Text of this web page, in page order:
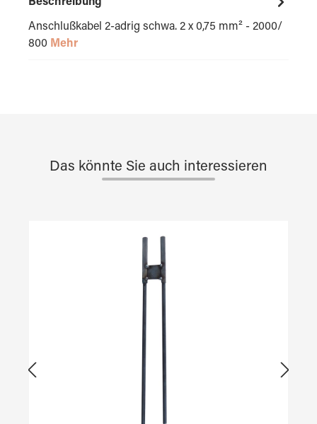
Anschlußkabel 2-adrig schwa. 2 x 0,75 mm² - 2000/
800 Mehr
Das könnte Sie auch interessieren